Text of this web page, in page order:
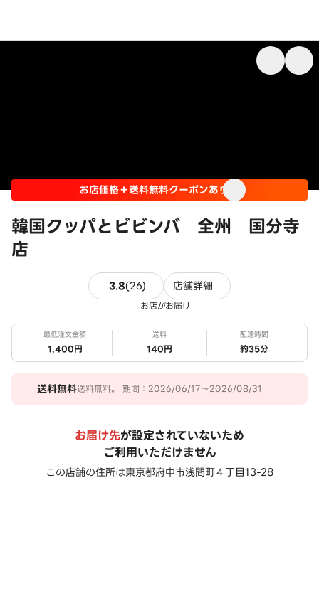
韓国クッパとビビンバ 全州 国分寺
店
お店価格＋送料無料クーポンあり
3.8(26) 26件のレビュー
店舗詳細
お店がお届け
最低注文金額
1,400円
送料
140円
配達時間
約35分
送料無料送料無料。 期間：2026/06/17～2026/08/31
お届け先が設定されていないため
ご利用いただけません
この店舗の住所は東京都府中市浅間町４丁目13-28